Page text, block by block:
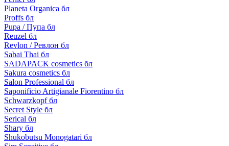
Planeta Organica бл
Proffs бл
Pupa / Пупа бл
Reuzel бл
Revlon / Ревлон бл
Sabai Thai бл
SADAPACK cosmetics бл
Sakura cosmetics бл
Salon Professional бл
Saponificio Artigianale Fiorentino бл
Schwarzkopf бл
Secret Style бл
Serical бл
Shary бл
Shukobutsu Monogatari бл